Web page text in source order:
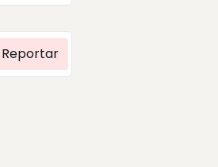
Reportar